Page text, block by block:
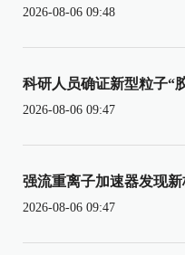
2026-08-06 09:48
科研人员确证新型粒子“
2026-08-06 09:47
强流重离子加速器发现新
2026-08-06 09:47